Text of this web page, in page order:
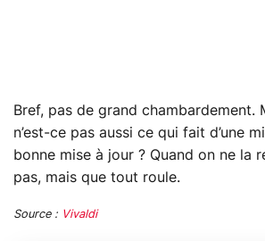
Bref, pas de grand chambardement.
n’est-ce pas aussi ce qui fait d’une
bonne mise à jour ? Quand on ne la
pas, mais que tout roule.
Source : Vivaldi